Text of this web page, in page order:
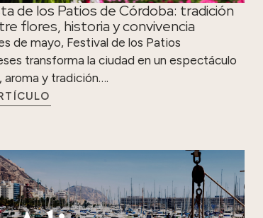
de los Patios de Córdoba: tradición
flores, historia y convivencia
de mayo, Festival de los Patios
transforma la ciudad en un espectáculo
aroma y tradición….